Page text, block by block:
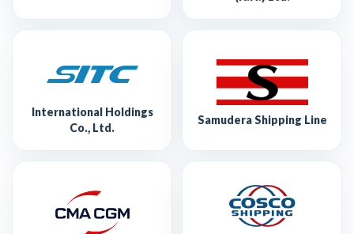
International Holdings
Co., Ltd.
Samudera Shipping Line